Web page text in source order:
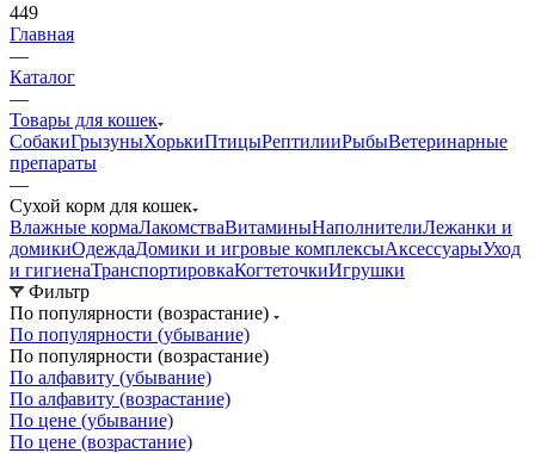
449
Главная
—
Каталог
—
Товары для кошек
СобакиГрызуныХорькиПтицыРептилииРыбыВетеринарные
препараты
—
Сухой корм для кошек
Влажные кормаЛакомстваВитаминыНаполнителиЛежанки и
домикиОдеждаДомики и игровые комплексыАксессуарыУход
и гигиенаТранспортировкаКогтеточкиИгрушки
Фильтр
По популярности (возрастание)
По популярности (убывание)
По популярности (возрастание)
По алфавиту (убывание)
По алфавиту (возрастание)
По цене (убывание)
По цене (возрастание)